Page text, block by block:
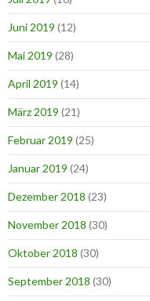
Juni 2019 (12)
Mai 2019 (28)
April 2019 (14)
März 2019 (21)
Februar 2019 (25)
Januar 2019 (24)
Dezember 2018 (23)
November 2018 (30)
Oktober 2018 (30)
September 2018 (30)